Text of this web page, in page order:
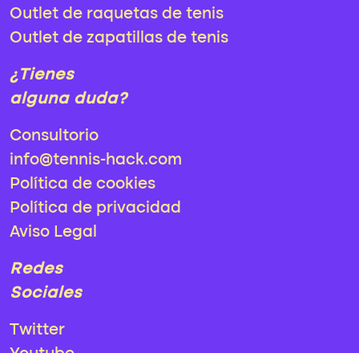
Outlet de raquetas de tenis
Outlet de zapatillas de tenis
¿Tienes
alguna duda?
Consultorio
info@tennis-hack.com
Política de cookies
Política de privacidad
Aviso Legal
Redes
Sociales
Twitter